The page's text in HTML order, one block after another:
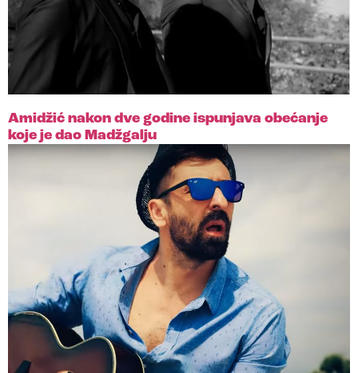
Amidžić nakon dve godine ispunjava obećanje
koje je dao Madžgalju